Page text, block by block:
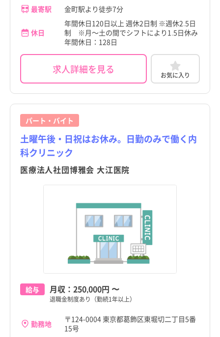
最寄駅
金町駅より徒歩7分
休日
年間休日120日以上 週休2日制 ※週休2.5日
制 ※月～土の間でシフトにより1.5日休み
年間休日：128日
求人詳細を見る お気に入り
パート・バイト
土曜午後・日祝はお休み。日勤のみで働く内
科クリニック
医療法人社団博雅会 大江医院
給与 月収： 250,000円 〜
退職金制度あり（勤続1年以上）
勤務地
〒124-0004 東京都葛飾区東堀切二丁目5番
15号